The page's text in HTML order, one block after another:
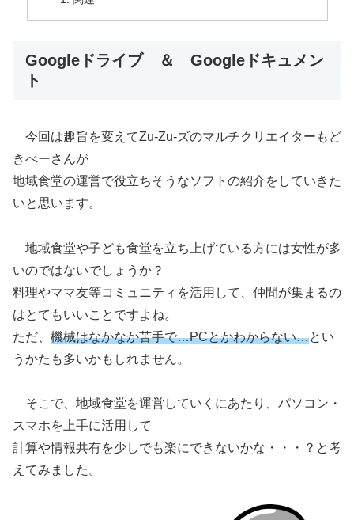
Googleドライブ ＆ Googleドキュメン
ト
今回は趣旨を変えてZu-Zu-ズのマルチクリエイターもど
きべーさんが
地域食堂の運営で役立ちそうなソフトの紹介をしていきた
いと思います。
地域食堂や子ども食堂を立ち上げている方には女性が多
いのではないでしょうか？
料理やママ友等コミュニティを活用して、仲間が集まるの
はとてもいいことですよね。
ただ、 機械はなかなか苦手で…PCとかわからない…とい
うかたも多いかもしれません。
そこで、地域食堂を運営していくにあたり、パソコン・
スマホを上手に活用して
計算や情報共有を少しでも楽にできないかな・・・？と考
えてみました。